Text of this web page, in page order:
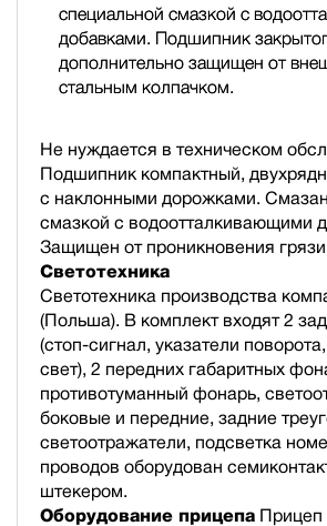
специальной смазкой с
добавками. Подшипник
дополнительно защищен от
стальным колпачком.
Не нуждается в техническом
Подшипник компактный,
с наклонными дорожками.
смазкой с водоотталкивающими
Защищен от проникновения
Светотехника
Светотехника производства
(Польша). В комплект входят 2
(стоп-сигнал, указатели
свет), 2 передних габаритных
противотуманный фонарь,
боковые и передние, задние
светоотражатели, подсветка
проводов оборудован
штекером.
Оборудование прицепа Прицеп